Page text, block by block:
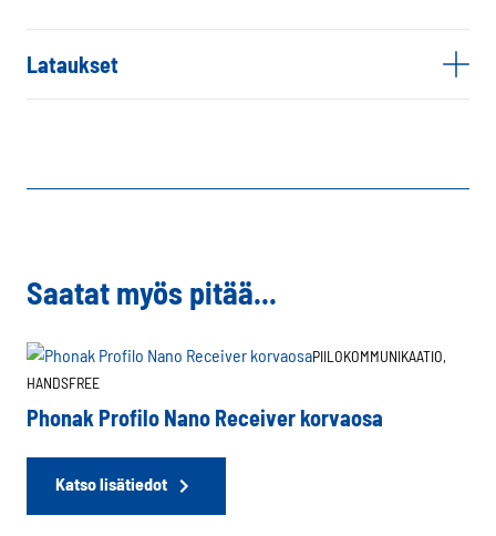
Lataukset
Saatat myös pitää...
PIILOKOMMUNIKAATIO,
HANDSFREE
Phonak Profilo Nano Receiver korvaosa
Katso lisätiedot